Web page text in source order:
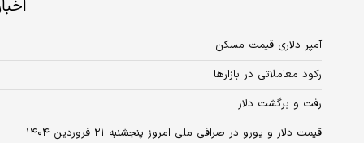
آمپر دلاری قیمت مسکن
رکود معاملاتی در بازارها
رفت و برگشت دلار
قیمت دلار و یورو در صرافی ملی امروز پنجشنبه ۲۱ فروردین ۱۴۰۴